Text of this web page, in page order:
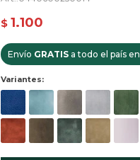
$ 1.100
Envío GRATIS a todo el país en
Variantes: